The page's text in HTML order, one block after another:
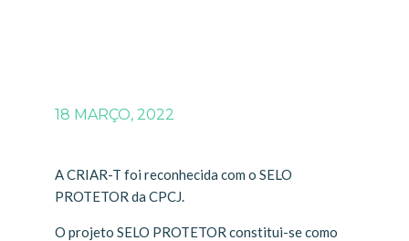
18 MARÇO, 2022
A CRIAR-T foi reconhecida com o SELO
PROTETOR da CPCJ.
O projeto SELO PROTETOR constitui-se como